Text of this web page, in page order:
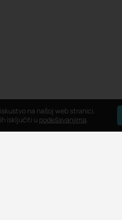
na našoj web stranici.
isključiti u podešavanjima.